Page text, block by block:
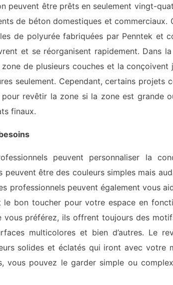
peuvent être prêts en seulement vingt-
de béton domestiques et commerciaux.
de polyurée fabriquées par Penntek et
et se réorganisent rapidement. Dans
de plusieurs couches et la conçoivent
seulement. Cependant, certains projets
revêtir la zone si la zone est grande
finaux.
peuvent personnaliser la
peuvent être des couleurs simples mais
professionnels peuvent également vous
le bon toucher pour votre espace en
vous préférez, ils offrent toujours des
multicolores et bien d’autres. Le
solides et éclatés qui iront avec votre
vous pouvez le garder simple ou